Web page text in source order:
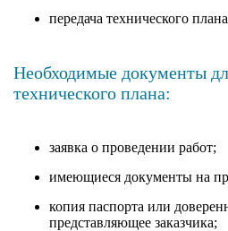
передача технического
Необходимые документы
технического плана:
заявка о проведении работ;
имеющиеся документы на
копия паспорта или
представляющее заказчика;